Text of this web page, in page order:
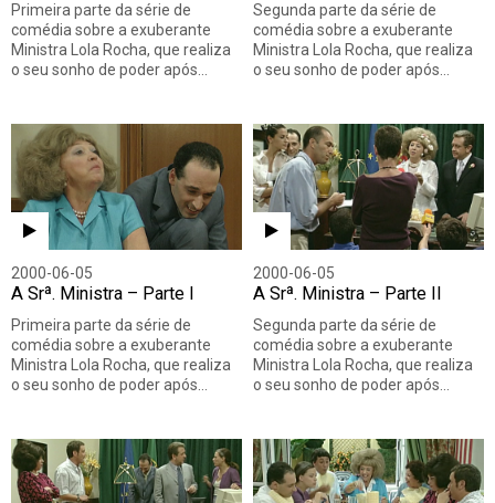
Primeira parte da série de
comédia sobre a exuberante
Ministra Lola Rocha, que realiza
o seu sonho de poder após…
Segunda parte da série de
comédia sobre a exuberante
Ministra Lola Rocha, que realiza
o seu sonho de poder após…
2000-06-05
A Srª. Ministra – Parte I
Primeira parte da série de
comédia sobre a exuberante
Ministra Lola Rocha, que realiza
o seu sonho de poder após…
2000-06-05
A Srª. Ministra – Parte II
Segunda parte da série de
comédia sobre a exuberante
Ministra Lola Rocha, que realiza
o seu sonho de poder após…